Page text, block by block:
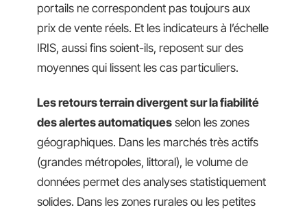
portails ne correspondent pas toujours aux
prix de vente réels. Et les indicateurs à l’échelle
IRIS, aussi fins soient-ils, reposent sur des
moyennes qui lissent les cas particuliers.
Les retours terrain divergent sur la fiabilité
des alertes automatiques selon les zones
géographiques. Dans les marchés très actifs
(grandes métropoles, littoral), le volume de
données permet des analyses statistiquement
solides. Dans les zones rurales ou les petites